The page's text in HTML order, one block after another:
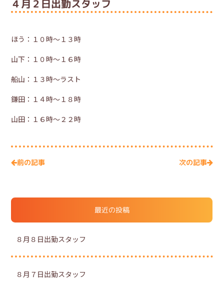
４月２日出勤スタッフ
ほう：１０時～１３時
山下：１０時～１６時
船山：１３時～ラスト
鎌田：１４時～１８時
山田：１６時～２２時
前の記事 次の記事
最近の投稿
８月８日出勤スタッフ
８月７日出勤スタッフ